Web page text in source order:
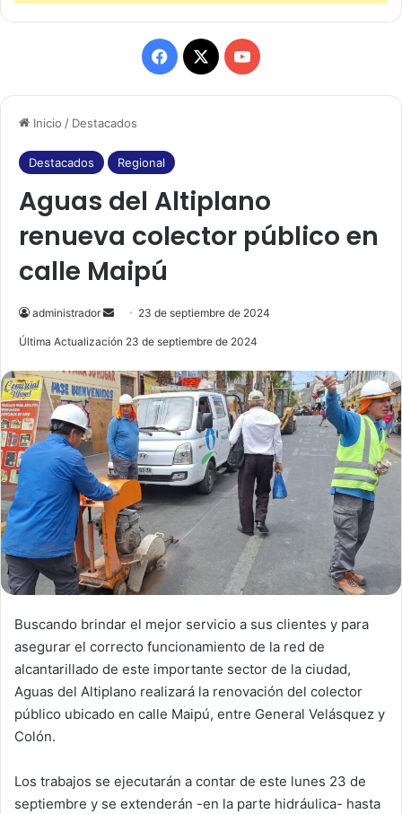
Inicio / Destacados
Destacados Regional
Aguas del Altiplano
renueva colector público en
calle Maipú
administrador
e
d
a
n
e
m
a
i
l
23 de septiembre de 2024
Última Actualización 23 de septiembre de 2024
Buscando brindar el mejor servicio a sus clientes y para
asegurar el correcto funcionamiento de la red de
alcantarillado de este importante sector de la ciudad,
Aguas del Altiplano realizará la renovación del colector
público ubicado en calle Maipú, entre General Velásquez y
Colón.
Los trabajos se ejecutarán a contar de este lunes 23 de
septiembre y se extenderán -en la parte hidráulica- hasta
F
a
e
b
o
k
X
Y
o
u
b